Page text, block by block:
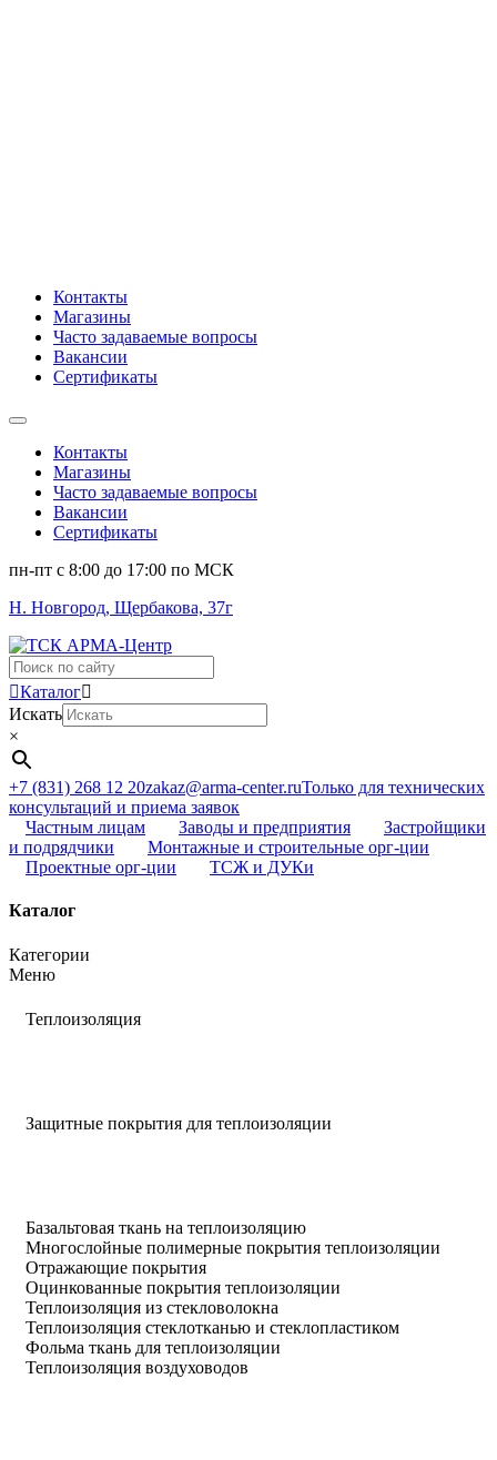
Контакты
Магазины
Часто задаваемые вопросы
Вакансии
Сертификаты
Контакты
Магазины
Часто задаваемые вопросы
Вакансии
Сертификаты
пн-пт c 8:00 до 17:00 по МСК
Н. Новгород, Щербакова, 37г
Поиск
...Каталог
Искать
×
+7 (831) 268 12 20zakaz@arma-center.ruТолько для технических
консультаций и приема заявок
Частным лицам
Заводы и предприятия
Застройщики
и подрядчики
Монтажные и строительные орг-ции
Проектные орг-ции
ТСЖ и ДУКи
Каталог
Категории
Меню
Теплоизоляция
Защитные покрытия для теплоизоляции
Базальтовая ткань на теплоизоляцию
Многослойные полимерные покрытия теплоизоляции
Отражающие покрытия
Оцинкованные покрытия теплоизоляции
Теплоизоляция из стекловолокна
Теплоизоляция стеклотканью и стеклопластиком
Фольма ткань для теплоизоляции
Теплоизоляция воздуховодов